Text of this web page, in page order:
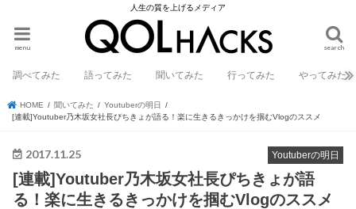
人生の質を上げるメディア
search
menu
調べてみた 語ってみた 聞いてみた 行ってみた やってみた
HOME 聞いてみた
Youtuberの明日
[連載]Youtuber乃木坂女社長ぴちきょが語る！楽に生きるきっかけを掴むVlogのススメ
Youtuberの明日
2017.11.25
[連載]Youtuber乃木坂女社長ぴちきょが語
る！楽に生きるきっかけを掴むVlogのススメ